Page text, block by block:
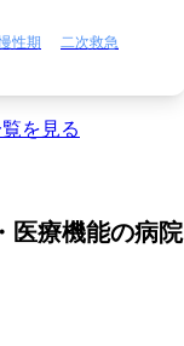
性期
二次救急
を見る
医療機能の病院